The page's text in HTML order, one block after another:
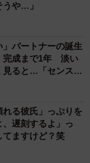
うや…」
」パートナーの誕生
完成まで1年 淡い
ると…「センスす
れる彼氏」っぷりを
遅刻するよ」っ
ますけど？笑